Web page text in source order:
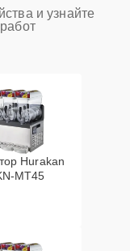
и узнайте
Hurakan
MT45